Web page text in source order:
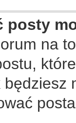
posty
na